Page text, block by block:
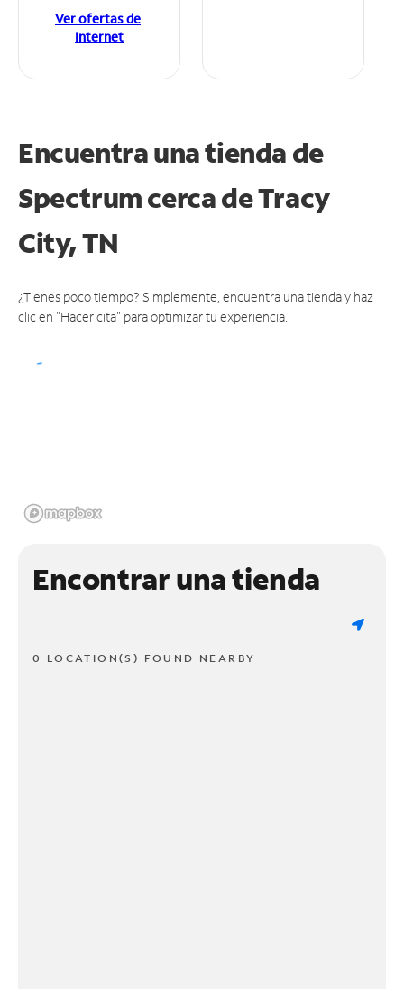
Ver ofertas de
Internet
Encuentra una tienda de
Spectrumcerca de Tracy
City, TN
¿Tienes poco tiempo? Simplemente, encuentra una tienda y haz
clic en "Hacer cita" para optimizar tu experiencia.
Encontrar una tienda
0 LOCATION(S) FOUND NEARBY